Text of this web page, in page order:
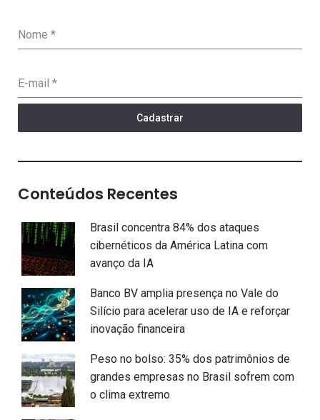
Nome *
E-mail *
Cadastrar
Conteúdos Recentes
Brasil concentra 84% dos ataques
cibernéticos da América Latina com
avanço da IA
Banco BV amplia presença no Vale do
Silício para acelerar uso de IA e reforçar
inovação financeira
Peso no bolso: 35% dos patrimônios de
grandes empresas no Brasil sofrem com
o clima extremo